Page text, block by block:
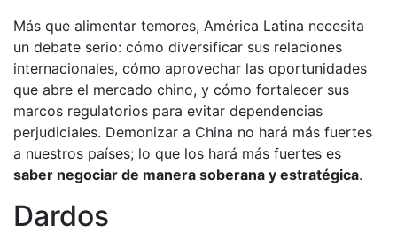
Más que alimentar temores, América Latina necesita
un debate serio: cómo diversificar sus relaciones
internacionales, cómo aprovechar las oportunidades
que abre el mercado chino, y cómo fortalecer sus
marcos regulatorios para evitar dependencias
perjudiciales. Demonizar a China no hará más fuertes
a nuestros países; lo que los hará más fuertes es
saber negociar de manera soberana y estratégica.
Dardos